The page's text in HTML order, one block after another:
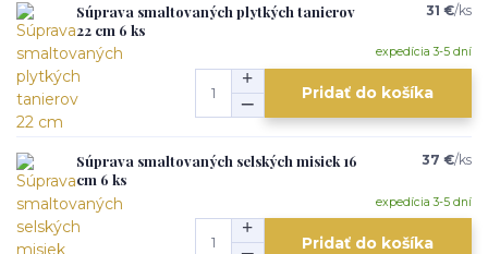
Súprava smaltovaných plytkých tanierov
22 cm 6 ks
31 €/ks
expedícia 3-5 dní
Pridať do košíka
Súprava smaltovaných selských misiek 16
cm 6 ks
37 €/ks
expedícia 3-5 dní
Pridať do košíka